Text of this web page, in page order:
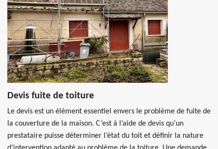
Devis fuite de toiture
Le devis est un élément essentiel envers le problème de fuite de
la couverture de la maison. C’est à l’aide de devis qu’un
prestataire puisse déterminer l’état du toit et définir la nature